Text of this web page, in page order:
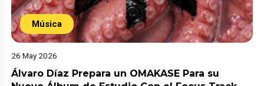
Música
26 May 2026
Álvaro Díaz Prepara un OMAKASE Para su